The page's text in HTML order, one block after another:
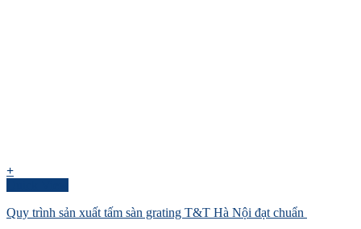
+
Quy trình sản xuất tấm sàn grating T&T Hà Nội đạt chuẩn